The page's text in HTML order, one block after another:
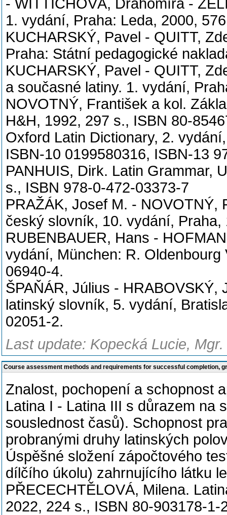
- WITTICHOVÁ, Drahomíra -
1. vydání, Praha: Leda, 2000,
KUCHARSKÝ, Pavel - QUITT,
Praha: Státní pedagogické
KUCHARSKÝ, Pavel - QUITT,
a současné latiny. 1. vydání,
NOVOTNÝ, František a kol.
H&H, 1992, 297 s., ISBN 80-
Oxford Latin Dictionary, 2.
ISBN-10 0199580316, ISBN-13
PANHUIS, Dirk. Latin Grammar,
s., ISBN 978-0-472-03373-7
PRAŽÁK, Josef M. - NOVOTNÝ,
český slovník, 10. vydání, Praha,
RUBENBAUER, Hans -
vydání, München: R.
06940-4.
ŠPAŇÁR, Július -
latinský slovník, 5. vydání,
02051-2.
Last update: Kopecká Lucie,
Course assessment methods and requirements for successful completion,
Znalost, pochopení a schopnost
Latina I - Latina III s důrazem na
souslednost časů). Schopnost
probranými druhy latinských
Úspěšné složení zápočtového
dílčího úkolu) zahrnujícího látku
PŘECECHTĚLOVÁ, Milena.
2022, 224 s., ISBN 80-903178-1-